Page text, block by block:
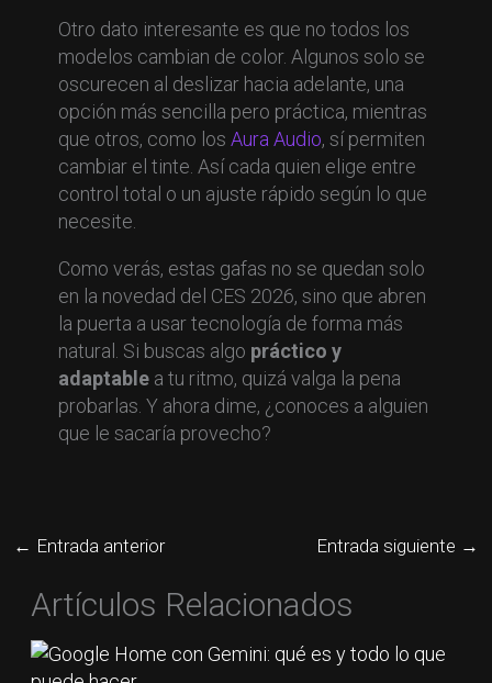
Otro dato interesante es que no todos los
modelos cambian de color. Algunos solo se
oscurecen al deslizar hacia adelante, una
opción más sencilla pero práctica, mientras
que otros, como los Aura Audio, sí permiten
cambiar el tinte. Así cada quien elige entre
control total o un ajuste rápido según lo que
necesite.
Como verás, estas gafas no se quedan solo
en la novedad del CES 2026, sino que abren
la puerta a usar tecnología de forma más
natural. Si buscas algo práctico y
adaptablea tu ritmo, quizá valga la pena
probarlas. Y ahora dime, ¿conoces a alguien
que le sacaría provecho?
← Entrada anterior Entrada siguiente →
Artículos Relacionados